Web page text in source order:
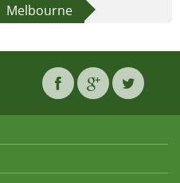
Melbourne